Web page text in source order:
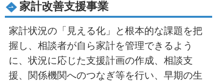
家計改善支援事業
家計状況の「見える化」と根本的な課題を把
握し、相談者が自ら家計を管理できるよう
に、状況に応じた支援計画の作成、相談支
援、関係機関へのつなぎ等を行い、早期の生